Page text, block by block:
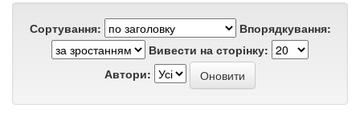
Сортування:
Впорядкування:
Вивести на сторінку:
Автори: